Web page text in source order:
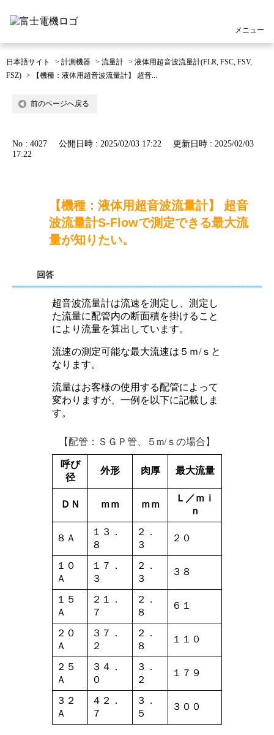
メニュー
日本語サイト > 計測機器 > 流量計 > 液体用超音波流量計(FLR, FSC, FSV,
FSZ) > 【機種：液体用超音波流量計】 超音...
前のページへ戻る
No : 4027 公開日時 : 2025/02/03 17:22
更新日時 : 2025/02/03
17:22
【機種：液体用超音波流量計】 超音
波流量計S-Flowで測定できる最大流
量が知りたい。
回答
超音波流量計は流速を測定し、測定し
た流量に配管内の断面積を掛けること
により流量を算出しています。
流速の測定可能な最大流速は５ｍ/ｓと
なります。
流量はお客様の使用する配管によって
変わりますが、一例を以下に記載しま
す。
【配管：ＳＧＰ管、５m/ｓの場合】
呼び
径
外形 肉厚 最大流量
ＤＮ ｍｍ ｍｍ
Ｌ／ｍｉ
ｎ
８Ａ
１３．
８
２．
３
２０
１０
Ａ
１７．
３
２．
３
３８
１５
Ａ
２１．
７
２．
８
６１
２０
Ａ
３７．
２
２．
８
１１０
２５
Ａ
３４．
０
３．
２
１７９
３２
Ａ
４２．
７
３．
５
３００